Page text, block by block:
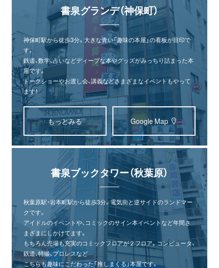
書泉グランデ（神保町）
神保町駅から徒歩3分。大きな青い「趣味の本屋」の看板が目印で
す。
鉄道、数学、占いなどディープな本やグッズがみっちり詰まった本
屋です。
トークショーやお渡し会、講義などさまざまなイベントもやって
ます！
もっとみる Google Map
書泉ブックタワー（秋葉原）
秋葉原駅・岩本町駅から徒歩3分。電気街と逆サイドのランドマー
クです。
アイドルのイベントや、コミックのサイン本イベントなど年間さ
まざまにしかけてます。
もちろん売場も充実のコミックフロアが２フロア。コンピュータ、
鉄道、特撮、プロレスなど
こちらも趣味にこだわった「推しまくる」本屋です。